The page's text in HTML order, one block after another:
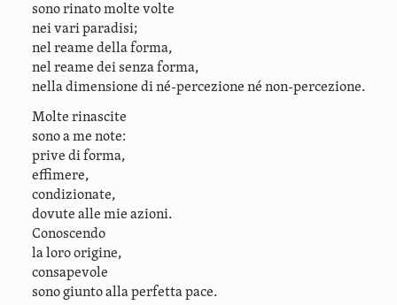
sono rinato molte volte
nei vari paradisi;
nel reame della forma,
nel reame dei senza forma,
nella dimensione di né-percezione né non-percezione.
Molte rinascite
sono a me note:
prive di forma,
effimere,
condizionate,
dovute alle mie azioni.
Conoscendo
la loro origine,
consapevole
sono giunto alla perfetta pace.